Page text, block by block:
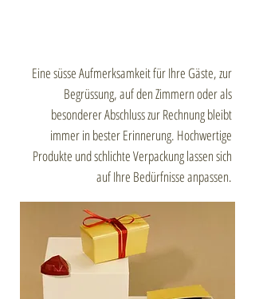
Eine süsse Aufmerksamkeit für Ihre Gäste, zur
Begrüssung, auf den Zimmern oder als
besonderer Abschluss zur Rechnung bleibt
immer in bester Erinnerung. Hochwertige
Produkte und schlichte Verpackung lassen sich
auf Ihre Bedürfnisse anpassen.